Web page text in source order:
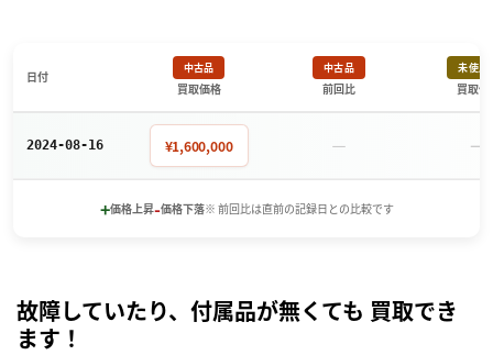
日付
中古品
買取価格
中古品
前回比
未使用
買取価
2024-08-16 ¥1,600,000 － －
+価格上昇-価格下落※ 前回比は直前の記録日との比較です
故障していたり、付属品が無くても 買取でき
ます！